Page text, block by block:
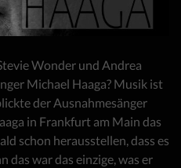
Wonder und Andrea
Michael Haaga? Musik ist
der Ausnahmesänger
in Frankfurt am Main das
schon herausstellen, dass es
das war das einzige, was er